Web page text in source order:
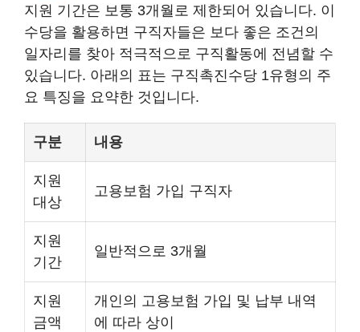
지원 기간은 보통 3개월로 제한되어 있습니다. 이
수당을 활용하면 구직자들은 보다 좋은 조건의
일자리를 찾아 적극적으로 구직활동에 전념할 수
있습니다. 아래의 표는 구직촉진수당 1유형의 주
요 특징을 요약한 것입니다.
구분 내용
지원
대상
고용보험 가입 구직자
지원
기간
일반적으로 3개월
지원
금액
개인의 고용보험 가입 및 납부 내역
에 따라 상이